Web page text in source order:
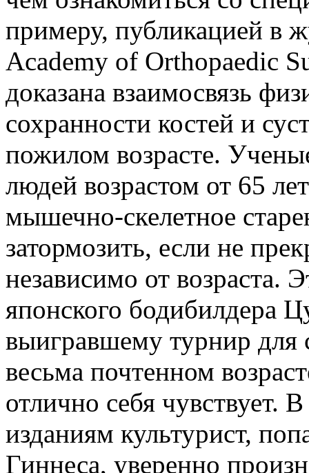
примеру, публикацией в
Academy of Orthopaedic
доказана взаимосвязь
сохранности костей и
пожилом возрасте.
людей возрастом от 65
мышечно-скелетное
затормозить, если не
независимо от возраста.
японского бодибилдера
выигравшему турнир для
весьма почтенном
отлично себя чувствует.
изданиям культурист,
Гиннеса, уверенно